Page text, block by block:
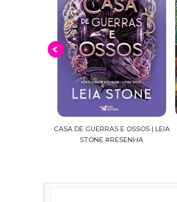
O LIVRO DE OURO DAS COPAS
2026 | LYCIO VELLOZO RIBAS